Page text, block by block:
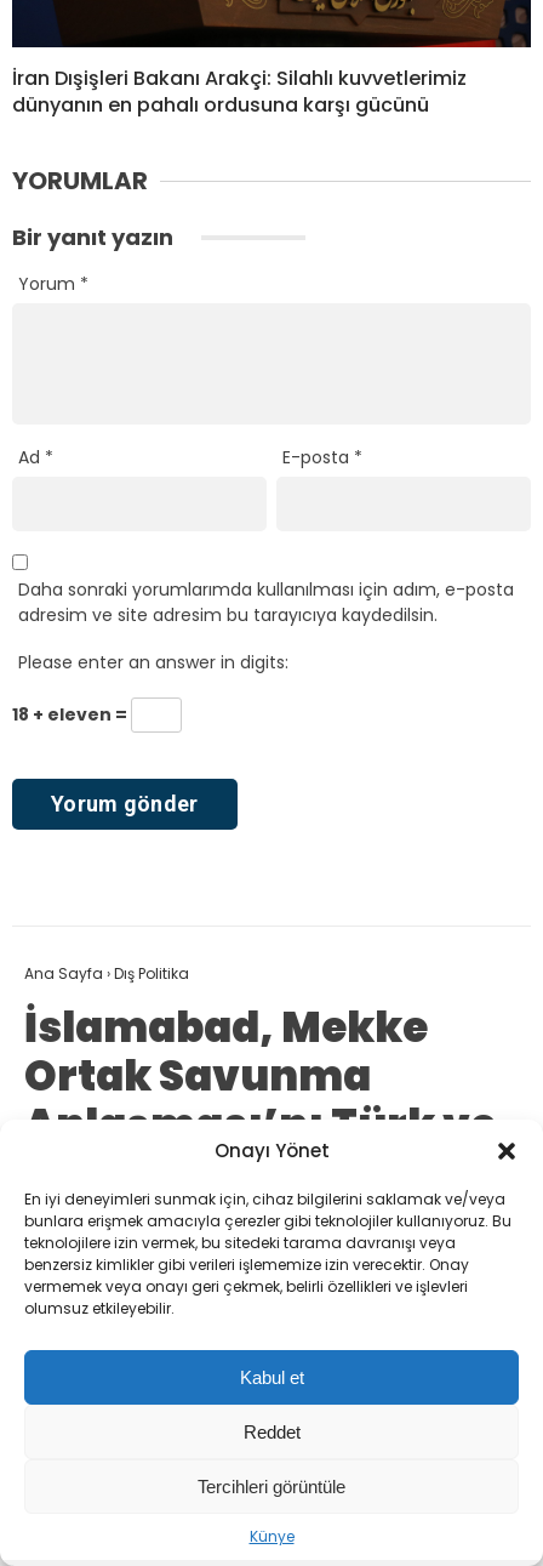
Onayı Yönet
En iyi deneyimleri sunmak için, cihaz bilgilerini saklamak ve/veya
bunlara erişmek amacıyla çerezler gibi teknolojiler kullanıyoruz. Bu
teknolojilere izin vermek, bu sitedeki tarama davranışı veya
benzersiz kimlikler gibi verileri işlememize izin verecektir. Onay
vermemek veya onayı geri çekmek, belirli özellikleri ve işlevleri
olumsuz etkileyebilir.
Kabul et
Reddet
Tercihleri görüntüle
Künye
İran Dışişleri Bakanı Arakçi: Silahlı kuvvetlerimiz
dünyanın en pahalı ordusuna karşı gücünü
YORUMLAR
Bir yanıt yazın
Yorum *
Ad * E-posta *
Daha sonraki yorumlarımda kullanılması için adım, e-posta
adresim ve site adresim bu tarayıcıya kaydedilsin.
Please enter an answer in digits:
18 + eleven =
Ana Sayfa ›Dış Politika
İslamabad, Mekke
Ortak Savunma
Anlaşması’nı Türk ve
Suudi bayraklarıyla
kutluyor
Pakistan’ın başkenti İslamabad, Türkiye ve
Suudi Arabistan ile imzalanan Mekke Ortak
Savunma Anlaşması’nı kutlamak için
bayraklarla süslendi. Detaylar haberimizde.